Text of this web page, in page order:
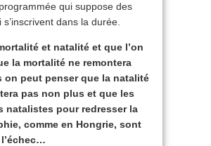
qui suppose des
s’inscrivent dans la durée.
et natalité et que l’on
la mortalité ne remontera
on peut penser que la natalité
pas non plus et que les
natalistes pour redresser la
comme en Hongrie, sont